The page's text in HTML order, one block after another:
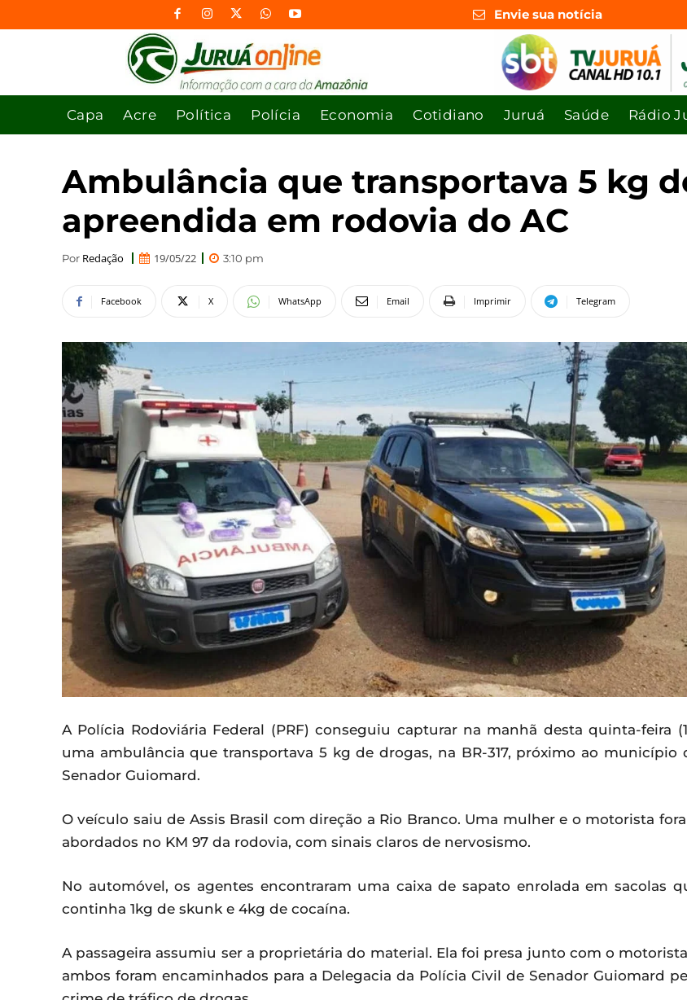
Envie sua notícia
Capa Acre Política Polícia Economia Cotidiano Juruá Saúde Rádio
Ambulância que transportava 5 kg
apreendida em rodovia do AC
Por Redação 19/05/22 3:10 pm
Facebook X WhatsApp Email Imprimir Telegram
A Polícia Rodoviária Federal (PRF) conseguiu capturar na manhã desta quinta-feira
uma ambulância que transportava 5 kg de drogas, na BR-317, próximo ao município
Senador Guiomard.
O veículo saiu de Assis Brasil com direção a Rio Branco. Uma mulher e o motorista
abordados no KM 97 da rodovia, com sinais claros de nervosismo.
No automóvel, os agentes encontraram uma caixa de sapato enrolada em sacolas
continha 1kg de skunk e 4kg de cocaína.
A passageira assumiu ser a proprietária do material. Ela foi presa junto com o
ambos foram encaminhados para a Delegacia da Polícia Civil de Senador Guiomard